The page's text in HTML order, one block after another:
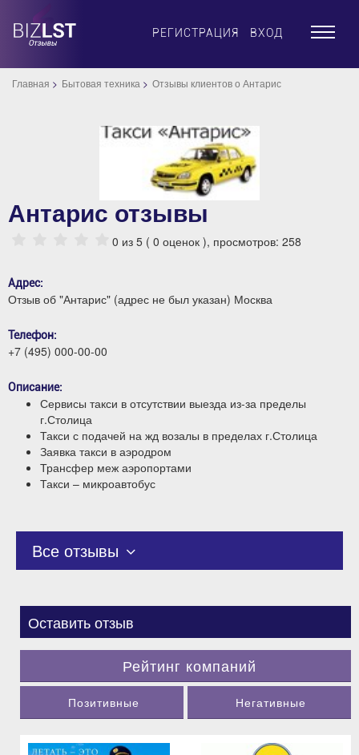
РЕГИСТРАЦИЯ ВХОД ×
Главная Бытовая техника Отзывы клиентов о Антарис
Антарис отзывы
0 из 5 ( 0 оценок ), просмотров: 258
Адрес:
Отзыв об "Антарис" (адрес не был указан) Москва
Телефон:
+7 (495) 000-00-00
Описание:
Сервисы такси в отсутствии выезда из-за пределы
г.Столица
Такси с подачей на жд возалы в пределах г.Столица
Заявка такси в аэродром
Трансфер меж аэропортами
Такси – микроавтобус
Все отзывы
Оставить отзыв
Рейтинг компаний
Позитивные Негативные